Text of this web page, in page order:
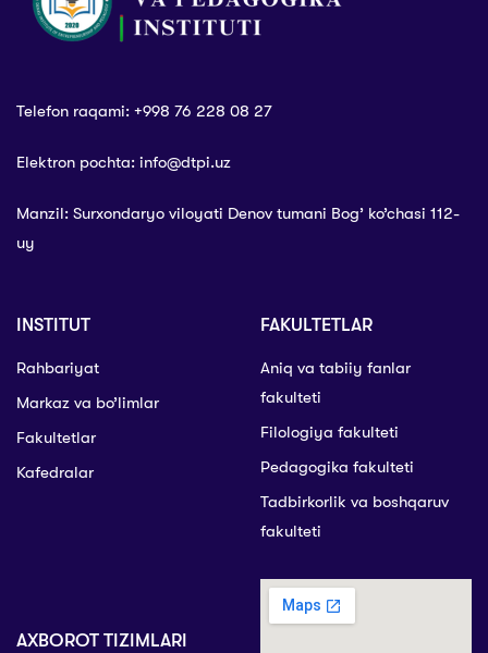
Telefon raqami: +998 76 228 08 27
Elektron pochta: info@dtpi.uz
Manzil: Surxondaryo viloyati Denov tumani Bog’ ko’chasi 112-
uy
INSTITUT
Rahbariyat
Markaz va bo’limlar
Fakultetlar
Kafedralar
FAKULTETLAR
Aniq va tabiiy fanlar
fakulteti
Filologiya fakulteti
Pedagogika fakulteti
Tadbirkorlik va boshqaruv
fakulteti
AXBOROT TIZIMLARI